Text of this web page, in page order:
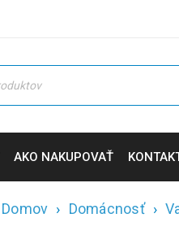
AKO NAKUPOVAŤ
Domov › Domácnosť ›